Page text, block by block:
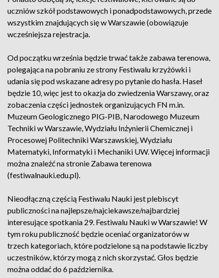
uczniów szkół podstawowych i ponadpodstawowych, przede
wszystkim znajdujących się w Warszawie (obowiązuje
wcześniejsza rejestracja.
Od początku września będzie trwać także zabawa terenowa,
polegająca na pobraniu ze strony Festiwalu krzyżówki i
udania się pod wskazane adresy po pytanie do hasła. Haseł
będzie 10, więc jest to okazja do zwiedzenia Warszawy, oraz
zobaczenia części jednostek organizujących FN m.in.
Muzeum Geologicznego PIG-PIB, Narodowego Muzeum
Techniki w Warszawie, Wydziału Inżynierii Chemicznej i
Procesowej Politechniki Warszawskiej, Wydziału
Matematyki, Informatyki i Mechaniki UW. Więcej informacji
można znaleźć na stronie Zabawa terenowa
(festiwalnauki.edu.pl).
Nieodłączną częścią Festiwalu Nauki jest plebiscyt
publiczności na najlepsze/najciekawsze/najbardziej
interesujące spotkania 29. Festiwalu Nauki w Warszawie! W
tym roku publiczność będzie oceniać organizatorów w
trzech kategoriach, które podzielone są na podstawie liczby
uczestników, którzy mogą z nich skorzystać. Głos będzie
można oddać do 6 października.